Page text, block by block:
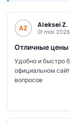
AZ Aleksei Z.
01 mai 2026
Отличные цены
Удобно и быстро
официальном
вопросов